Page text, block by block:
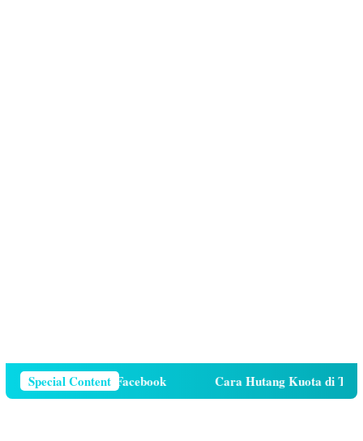
Special Content
Di Facebook Cara Hutang Kuota di Telkomsel